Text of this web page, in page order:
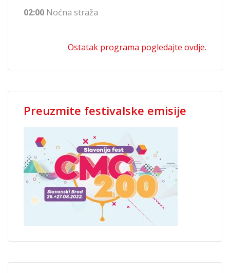
02:00 Noćna straža
Ostatak programa pogledajte ovdje.
Preuzmite festivalske emisije